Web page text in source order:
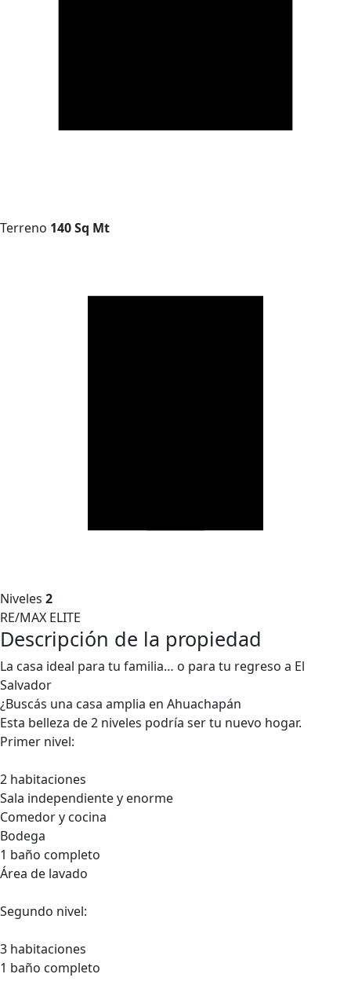
Terreno 140 Sq Mt
Niveles 2
RE/MAX ELITE
Descripción de la propiedad
La casa ideal para tu familia… o para tu regreso a El
Salvador
¿Buscás una casa amplia en Ahuachapán
Esta belleza de 2 niveles podría ser tu nuevo hogar.
Primer nivel:
2 habitaciones
Sala independiente y enorme
Comedor y cocina
Bodega
1 baño completo
Área de lavado
Segundo nivel:
3 habitaciones
1 baño completo